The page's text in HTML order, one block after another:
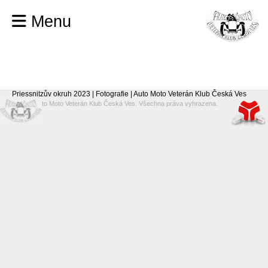
Menu
Priessnitzův okruh 2023 | Fotografie | Auto Moto Veterán Klub Česká Ves
© 2026 Auto Moto Veterán Klub Česká Ves. Všechna práva vyhrazena.